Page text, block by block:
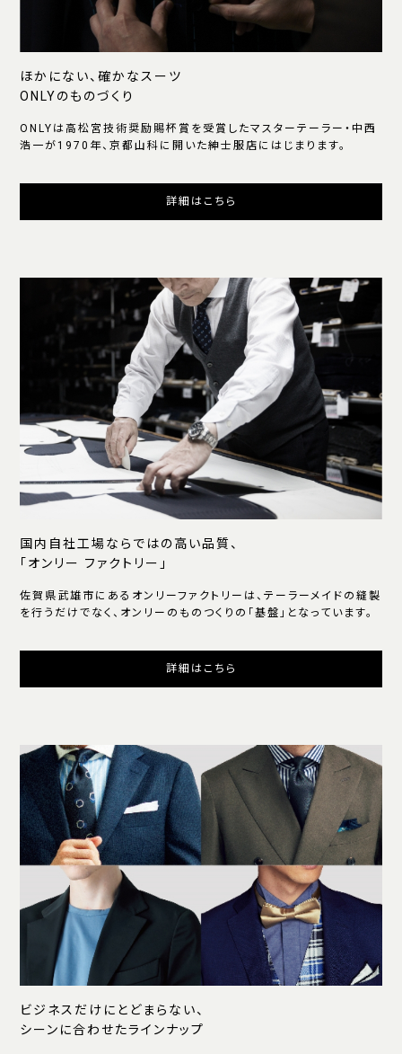
ほかにない、確かなスーツ
ONLYのものづくり
ONLYは高松宮技術奨励賜杯賞を受賞したマスターテーラー・中西
浩一が1970年、京都山科に開いた紳士服店にはじまります。
詳細はこちら
国内自社工場ならではの高い品質、
「オンリー ファクトリー」
佐賀県武雄市にあるオンリーファクトリーは、テーラーメイドの縫製
を行うだけでなく、オンリーのものつくりの「基盤」となっています。
詳細はこちら
ビジネスだけにとどまらない、
シーンに合わせたラインナップ